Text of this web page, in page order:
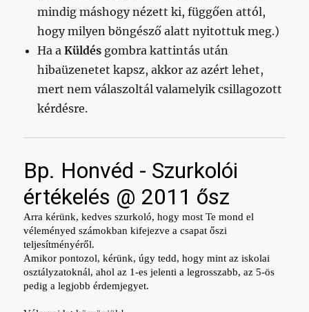
mindig máshogy nézett ki, függően attól,
hogy milyen böngésző alatt nyitottuk meg.)
Ha aKüldés gombra kattintás után
hibaüzenetet kapsz, akkor az azért lehet,
mert nem válaszoltál valamelyik csillagozott
kérdésre.